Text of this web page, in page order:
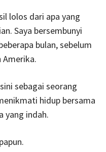
lolos dari apa yang
Saya bersembunyi
bulan, sebelum
Amerika.
sebagai seorang
hidup bersama
yang indah.